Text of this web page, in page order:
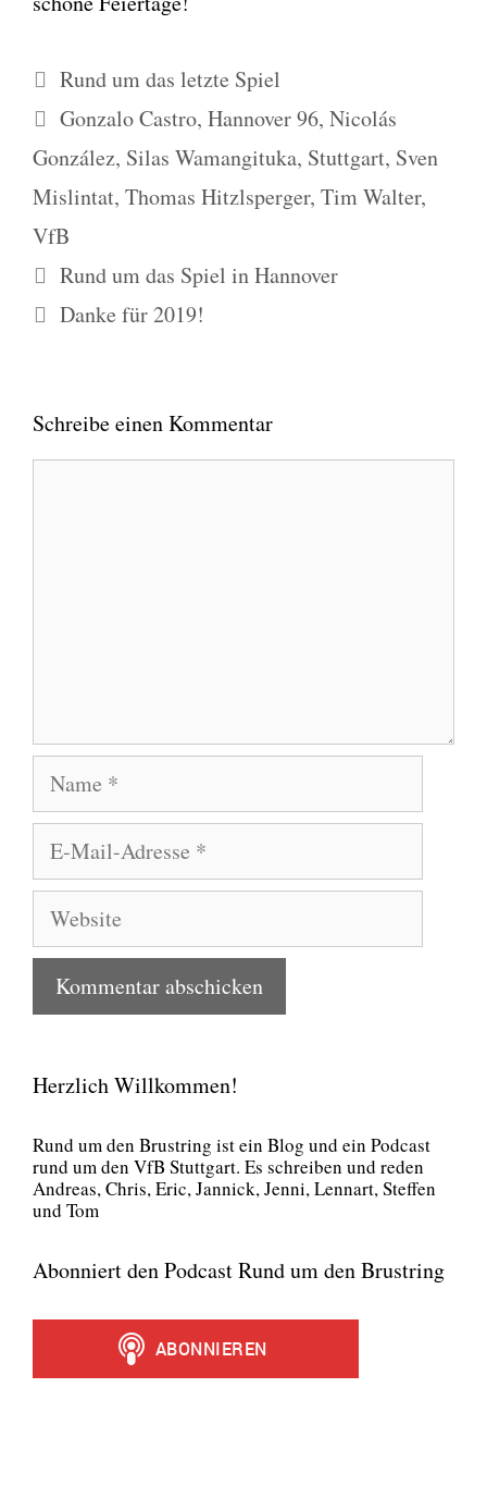
Kategorien
Rund um das letzte Spiel
Schlagwörter
Gonzalo Castro, Hannover 96, Nicolás
González, Silas Wamangituka, Stuttgart, Sven
Mislintat, Thomas Hitzlsperger, Tim Walter,
VfB
Rund um das Spiel in Hannover
Danke für 2019!
Schreibe einen Kommentar
Mail-
Adresse
Herzlich Willkommen!
Rund um den Brust­ring ist ein Blog und ein Pod­cast
rund um den VfB Stutt­gart. Es schrei­ben und reden
Andre­as, Chris, Eric, Jan­nick, Jen­ni, Lenn­art, Stef­fen
und Tom
Abonniert den Podcast Rund um den Brustring